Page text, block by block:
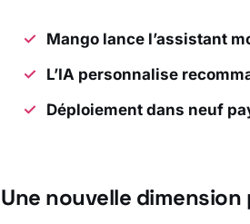
Mango lance l’assistant
L’IA personnalise
Déploiement dans neuf
Une nouvelle